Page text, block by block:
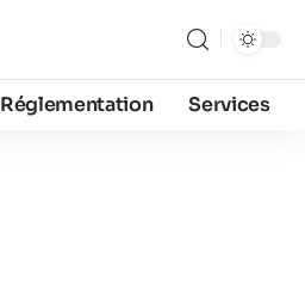
Réglementation Services